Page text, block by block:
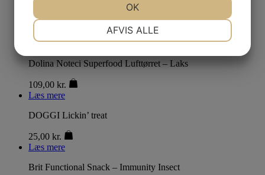
Whimzees Occupy Antler L
Læs mere
Dolina Noteci Superfood Lufttørret – Laks
109,00 kr.
Læs mere
DOGGI Lickin’ treat
25,00 kr.
Læs mere
Brit Functional Snack – Immunity Insect
MARKETING STATISTIK
AFVIS ALLE
OK